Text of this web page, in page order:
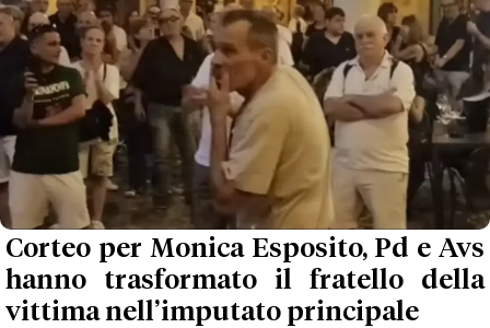
Corteo per Monica Esposito, Pd e Avs
hanno trasformato il fratello della
vittima nell’imputato principale